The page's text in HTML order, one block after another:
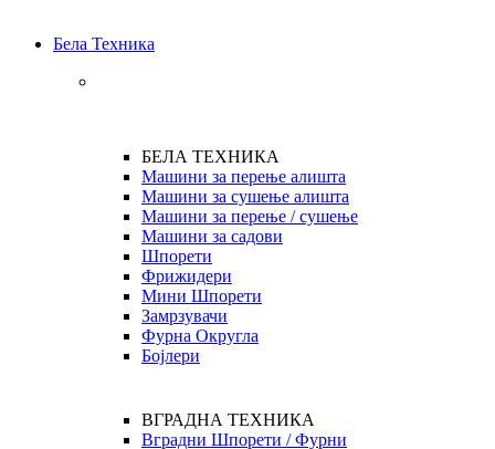
Бела Техника
БЕЛА ТЕХНИКА
Машини за перење алишта
Машини за сушење алишта
Машини за перење / сушење
Машини за садови
Шпорети
Фрижидери
Мини Шпорети
Замрзувачи
Фурна Округла
Бојлери
ВГРАДНА ТЕХНИКА
Вградни Шпорети / Фурни